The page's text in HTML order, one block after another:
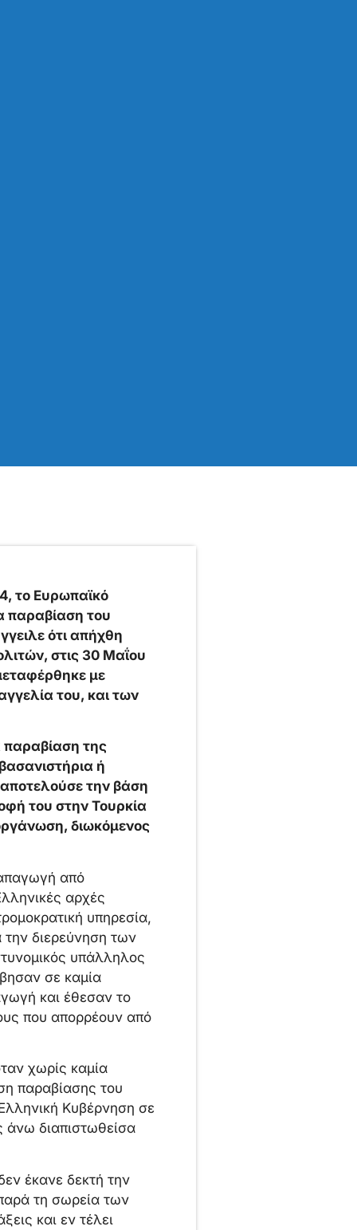
το Ευρωπαϊκό
παραβίαση του
ότι απήχθη
στις 30 Μαΐου
με
του, και των
της
ή
την βάση
του στην Τουρκία
διωκόμενος
από
αρχές
υπηρεσία,
την διερεύνηση των
υπάλληλος
σε καμία
και έθεσαν το
που απορρέουν από
χωρίς καμία
παραβίασης του
Κυβέρνηση σε
άνω διαπιστωθείσα
έκανε δεκτή την
τη σωρεία των
και εν τέλει